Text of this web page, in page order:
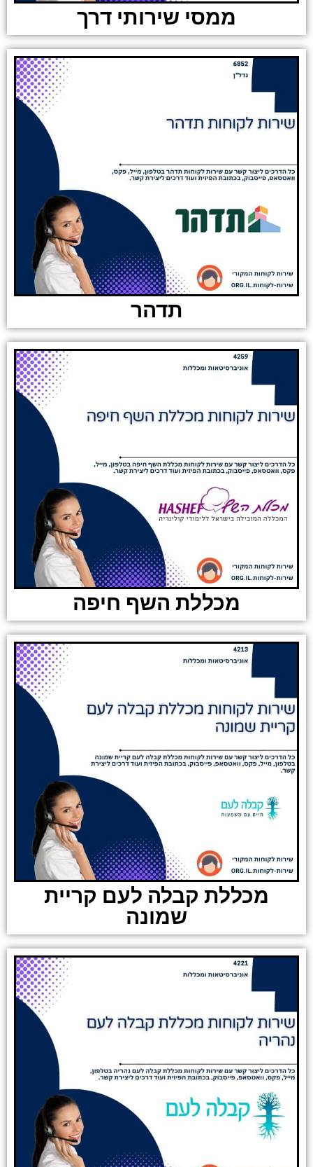
ממסי שירותי דרך
תדהר
מכללת השף חיפה
מכללת קבלה לעם קריית
שמונה